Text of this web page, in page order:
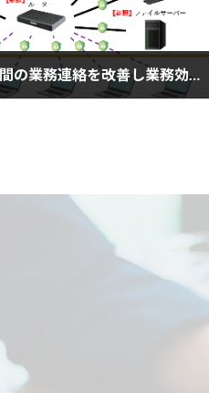
本部と店舗間の業務連絡を改善し業務効率化UPに成功！